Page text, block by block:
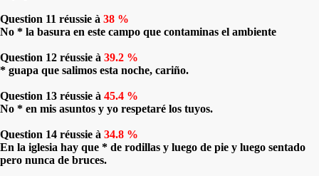
Question 11 réussie à 38 %
No * la basura en este campo que contaminas el ambiente
Question 12 réussie à 39.2 %
* guapa que salimos esta noche, cariño.
Question 13 réussie à 45.4 %
No * en mis asuntos y yo respetaré los tuyos.
Question 14 réussie à 34.8 %
En la iglesia hay que * de rodillas y luego de pie y luego sentado
pero nunca de bruces.